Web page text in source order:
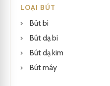
LOẠI BÚT
Bút bi
Bút dạ bi
Bút dạ kim
Bút máy